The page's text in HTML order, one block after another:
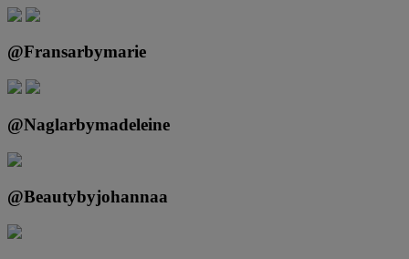
@Fransarbymarie
@Naglarbymadeleine
@Beautybyjohannaa